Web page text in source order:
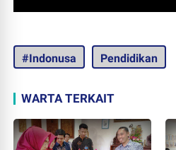
#Indonusa Pendidikan
WARTA TERKAIT